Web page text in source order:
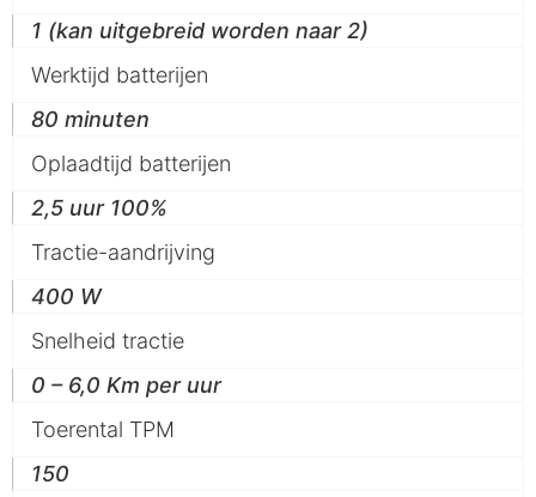
1 (kan uitgebreid worden naar 2)
Werktijd batterijen
80 minuten
Oplaadtijd batterijen
2,5 uur 100%
Tractie-aandrijving
400 W
Snelheid tractie
0 – 6,0 Km per uur
Toerental TPM
150